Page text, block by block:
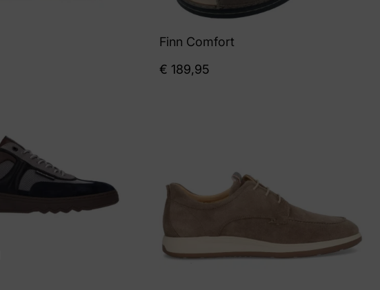
Finn Comfort
€ 189,95